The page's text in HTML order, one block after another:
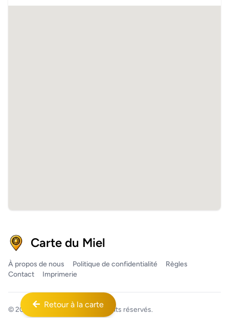
Retour à la carte
Carte du Miel
À propos de nous Politique de confidentialité
Règles
Contact
Imprimerie
© 2026 Carte du Miel™ Tous droits réservés.